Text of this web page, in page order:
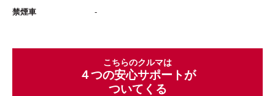
禁煙車 -
こちらのクルマは
４つの安心サポートが
ついてくる